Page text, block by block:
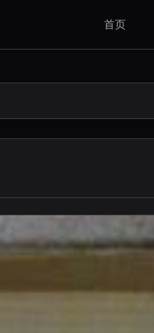
首页